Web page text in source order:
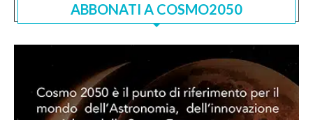
ABBONATI A COSMO2050